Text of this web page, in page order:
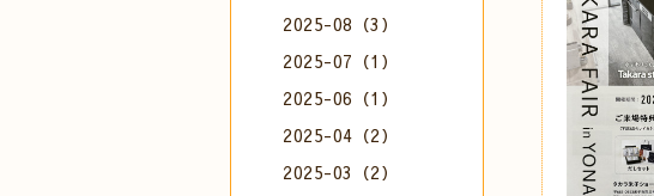
2025-08（3）
2025-07（1）
2025-06（1）
2025-04（2）
2025-03（2）